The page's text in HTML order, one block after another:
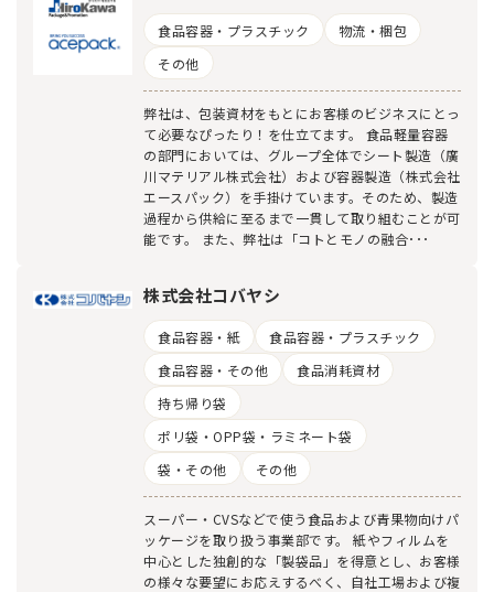
食品容器・プラスチック
物流・梱包
その他
弊社は、包装資材をもとにお客様のビジネスにとっ
て必要なぴったり！を仕立てます。 食品軽量容器
の部門においては、グループ全体でシート製造（廣
川マテリアル株式会社）および容器製造（株式会社
エースパック）を手掛けています。そのため、製造
過程から供給に至るまで一貫して取り組むことが可
能です。 また、弊社は「コトとモノの融合･･･
株式会社コバヤシ
食品容器・紙
食品容器・プラスチック
食品容器・その他
食品消耗資材
持ち帰り袋
ポリ袋・OPP袋・ラミネート袋
袋・その他
その他
スーパー・CVSなどで使う食品および青果物向けパ
ッケージを取り扱う事業部です。 紙やフィルムを
中心とした独創的な「製袋品」を得意とし、お客様
の様々な要望にお応えするべく、自社工場および複